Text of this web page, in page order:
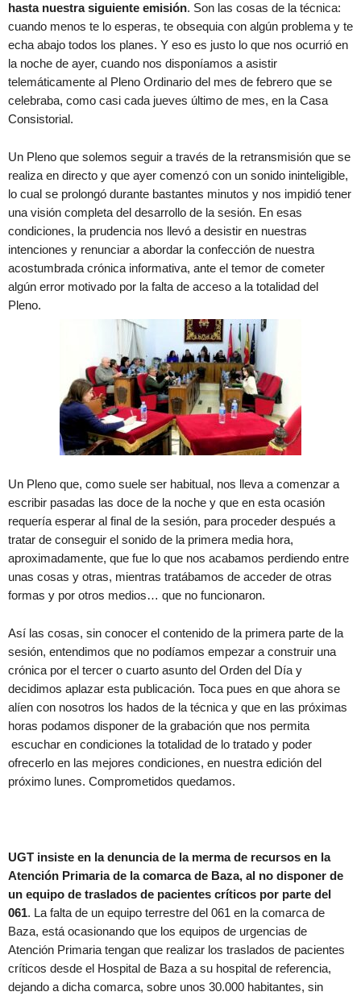
hasta nuestra siguiente emisión. Son las cosas de la técnica:
cuando menos te lo esperas, te obsequia con algún problema y te
echa abajo todos los planes. Y eso es justo lo que nos ocurrió en
la noche de ayer, cuando nos disponíamos a asistir
telemáticamente al Pleno Ordinario del mes de febrero que se
celebraba, como casi cada jueves último de mes, en la Casa
Consistorial.
Un Pleno que solemos seguir a través de la retransmisión que se
realiza en directo y que ayer comenzó con un sonido ininteligible,
lo cual se prolongó durante bastantes minutos y nos impidió tener
una visión completa del desarrollo de la sesión. En esas
condiciones, la prudencia nos llevó a desistir en nuestras
intenciones y renunciar a abordar la confección de nuestra
acostumbrada crónica informativa, ante el temor de cometer
algún error motivado por la falta de acceso a la totalidad del
Pleno.
Un Pleno que, como suele ser habitual, nos lleva a comenzar a
escribir pasadas las doce de la noche y que en esta ocasión
requería esperar al final de la sesión, para proceder después a
tratar de conseguir el sonido de la primera media hora,
aproximadamente, que fue lo que nos acabamos perdiendo entre
unas cosas y otras, mientras tratábamos de acceder de otras
formas y por otros medios… que no funcionaron.
Así las cosas, sin conocer el contenido de la primera parte de la
sesión, entendimos que no podíamos empezar a construir una
crónica por el tercer o cuarto asunto del Orden del Día y
decidimos aplazar esta publicación. Toca pues en que ahora se
alíen con nosotros los hados de la técnica y que en las próximas
horas podamos disponer de la grabación que nos permita
escuchar en condiciones la totalidad de lo tratado y poder
ofrecerlo en las mejores condiciones, en nuestra edición del
próximo lunes. Comprometidos quedamos.
UGT insiste en la denuncia de la merma de recursos en la
Atención Primaria de la comarca de Baza, al no disponer de
un equipo de traslados de pacientes críticos por parte del
061. La falta de un equipo terrestre del 061 en la comarca de
Baza, está ocasionando que los equipos de urgencias de
Atención Primaria tengan que realizar los traslados de pacientes
críticos desde el Hospital de Baza a su hospital de referencia,
dejando a dicha comarca, sobre unos 30.000 habitantes, sin